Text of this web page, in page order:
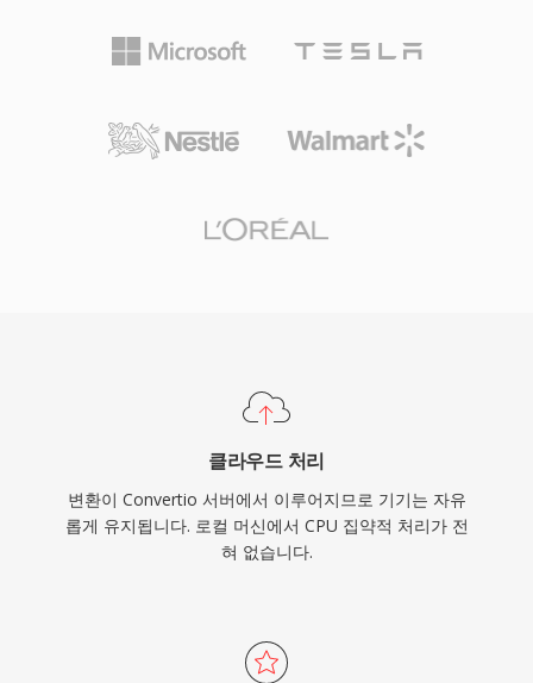
클라우드 처리
변환이 Convertio 서버에서 이루어지므로 기기는 자유
롭게 유지됩니다. 로컬 머신에서 CPU 집약적 처리가 전
혀 없습니다.